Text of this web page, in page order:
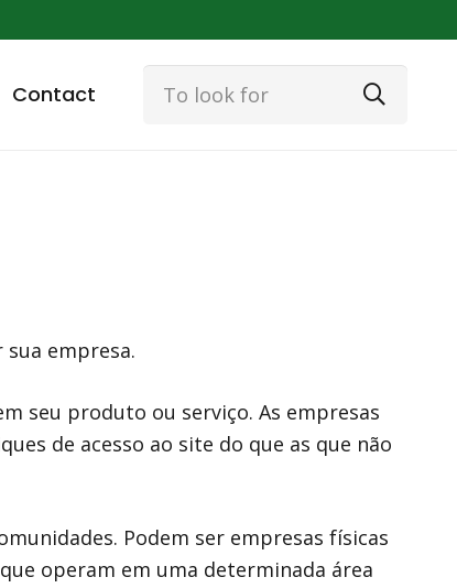
Contact
empresa.
seu produto ou serviço. As empresas
de acesso ao site do que as que não
Podem ser empresas físicas
operam em uma determinada área